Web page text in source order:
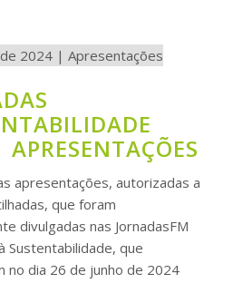
apresentações, autorizadas a
que foram
divulgadas nas JornadasFM
Sustentabilidade, que
no dia 26 de junho de 2024